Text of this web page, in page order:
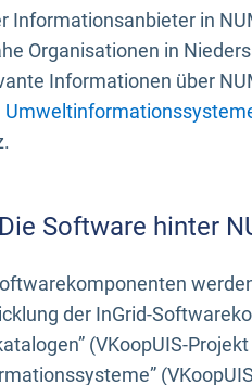
Informationsanbieter in
Organisationen in
Informationen über
Software hinter
der InGrid-
(VKoopUIS-